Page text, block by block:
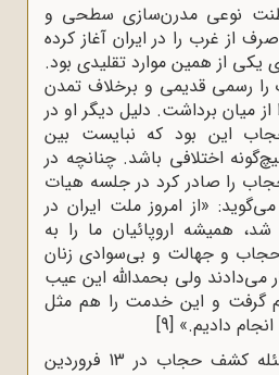
نوعی مدرن‌سازی سطحی و
از غرب را در ایران آغاز کرده
از همین موارد تقلیدی بود.
را رسمی قدیمی و برخلاف تمدن
میان برداشت. دلیل دیگر او در
این بود که نبایست بین
اختلافی باشد. چنانچه در
را صادر کرد در جلسه هیات
«از امروز ملت ایران در
همیشه اروپائیان ما را به
و جهالت و بی‌سوادی زنان
ولی بحمدالله این عیب
گرفت و این خدمت را هم مثل
دادیم.» [9]
اولین واکنش به مسئله کشف حجاب در 13 فروردین